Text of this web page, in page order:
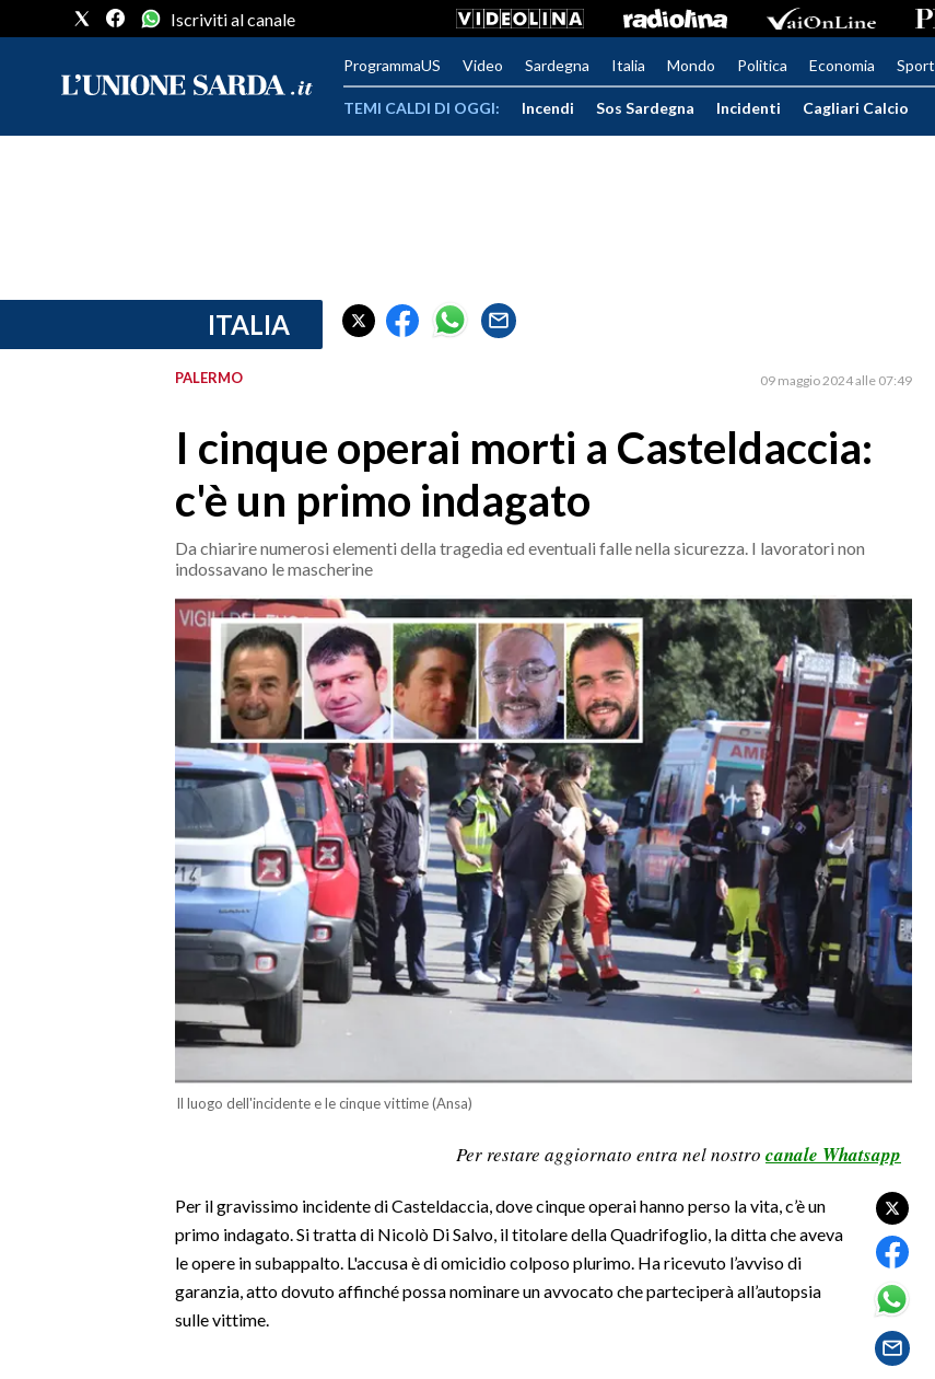
PROVINCIA DI CAGLIARI
Iscriviti al canale
ProgrammaUS Video Sardegna Italia Mondo Politica Economia Sport
TEMI CALDI DI OGGI: Incendi Sos Sardegna Incidenti Cagliari Calcio
ITALIA
PALERMO 09 maggio 2024 alle 07:49
I cinque operai morti a Casteldaccia:
c'è un primo indagato
Da chiarire numerosi elementi della tragedia ed eventuali falle nella sicurezza. I lavoratori non
indossavano le mascherine
Il luogo dell'incidente e le cinque vittime (Ansa)
Per restare aggiornato entra nel nostro canale Whatsapp
Per il gravissimo incidente di Casteldaccia, dove cinque operai hanno perso la vita, c’è un
primo indagato. Si tratta di Nicolò Di Salvo, il titolare della Quadrifoglio, la ditta che aveva
le opere in subappalto. L'accusa è di omicidio colposo plurimo. Ha ricevuto l’avviso di
garanzia, atto dovuto affinché possa nominare un avvocato che parteciperà all’autopsia
sulle vittime.